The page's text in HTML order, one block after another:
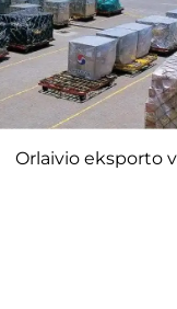
Orlaivio eksporto